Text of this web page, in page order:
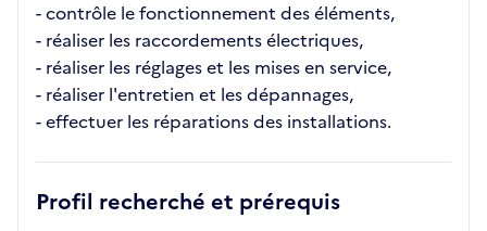
- contrôle le fonctionnement des éléments,
- réaliser les raccordements électriques,
- réaliser les réglages et les mises en service,
- réaliser l'entretien et les dépannages,
- effectuer les réparations des installations.
Profil recherché et prérequis